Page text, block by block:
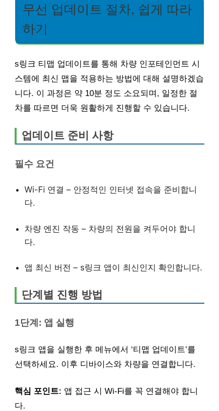
무선 업데이트 절차, 쉽게 따라
하기
s링크 티맵 업데이트를 통해 차량 인포테인먼트 시
스템에 최신 맵을 적용하는 방법에 대해 설명하겠습
니다. 이 과정은 약 10분 정도 소요되며, 일정한 절
차를 따르면 더욱 원활하게 진행할 수 있습니다.
업데이트 준비 사항
필수 요건
Wi-Fi 연결 – 안정적인 인터넷 접속을 준비합니
다.
차량 엔진 작동 – 차량의 전원을 켜두어야 합니
다.
앱 최신 버전 – s링크 앱이 최신인지 확인합니다.
단계별 진행 방법
1단계: 앱 실행
s링크 앱을 실행한 후 메뉴에서 ‘티맵 업데이트’를
선택하세요. 이후 디바이스와 차량을 연결합니다.
핵심 포인트: 앱 접근 시 Wi-Fi를 꼭 연결해야 합니
다.